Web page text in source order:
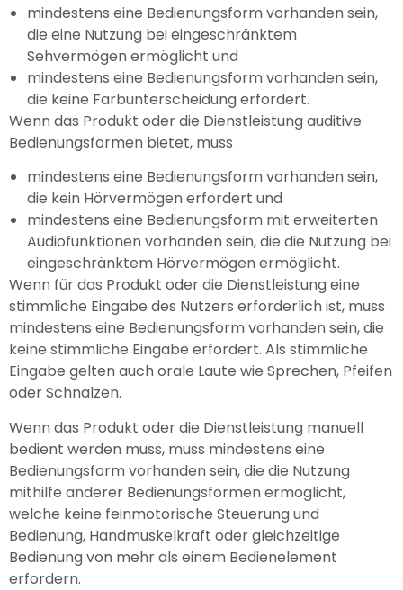
mindestens eine Bedienungsform vorhanden sein,
die eine Nutzung bei eingeschränktem
Sehvermögen ermöglicht und
mindestens eine Bedienungsform vorhanden sein,
die keine Farbunterscheidung erfordert.
Wenn das Produkt oder die Dienstleistung auditive
Bedienungsformen bietet, muss
mindestens eine Bedienungsform vorhanden sein,
die kein Hörvermögen erfordert und
mindestens eine Bedienungsform mit erweiterten
Audiofunktionen vorhanden sein, die die Nutzung bei
eingeschränktem Hörvermögen ermöglicht.
Wenn für das Produkt oder die Dienstleistung eine
stimmliche Eingabe des Nutzers erforderlich ist, muss
mindestens eine Bedienungsform vorhanden sein, die
keine stimmliche Eingabe erfordert. Als stimmliche
Eingabe gelten auch orale Laute wie Sprechen, Pfeifen
oder Schnalzen.
Wenn das Produkt oder die Dienstleistung manuell
bedient werden muss, muss mindestens eine
Bedienungsform vorhanden sein, die die Nutzung
mithilfe anderer Bedienungsformen ermöglicht,
welche keine feinmotorische Steuerung und
Bedienung, Handmuskelkraft oder gleichzeitige
Bedienung von mehr als einem Bedienelement
erfordern.